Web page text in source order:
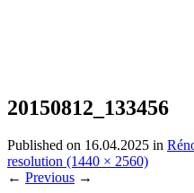
20150812_133456
Published on 16.04.2025 in
resolution (1440 × 2560)
← Previous →